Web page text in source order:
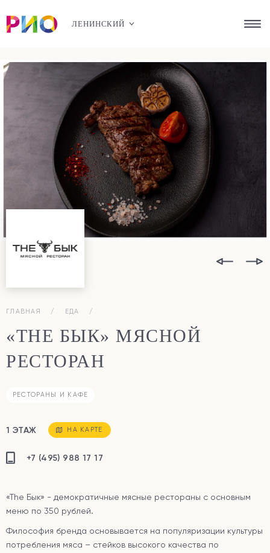
ЛЕНИНСКИЙ
ГЛАВНАЯ ЕДА
«THE БЫК» МЯСНОЙ
РЕСТОРАН
РЕСТОРАНЫ И КАФЕ
1 ЭТАЖ НА КАРТЕ
+7 (495) 988 17 17
«The Бык» - демократичные мясные рестораны с основным
меню по 350 рублей.
Философия бренда основывается на популяризации культуры
потребления мяса – стейков высокого качества по